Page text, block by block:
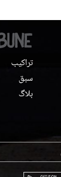
تراکیب
سبق
بلاگ